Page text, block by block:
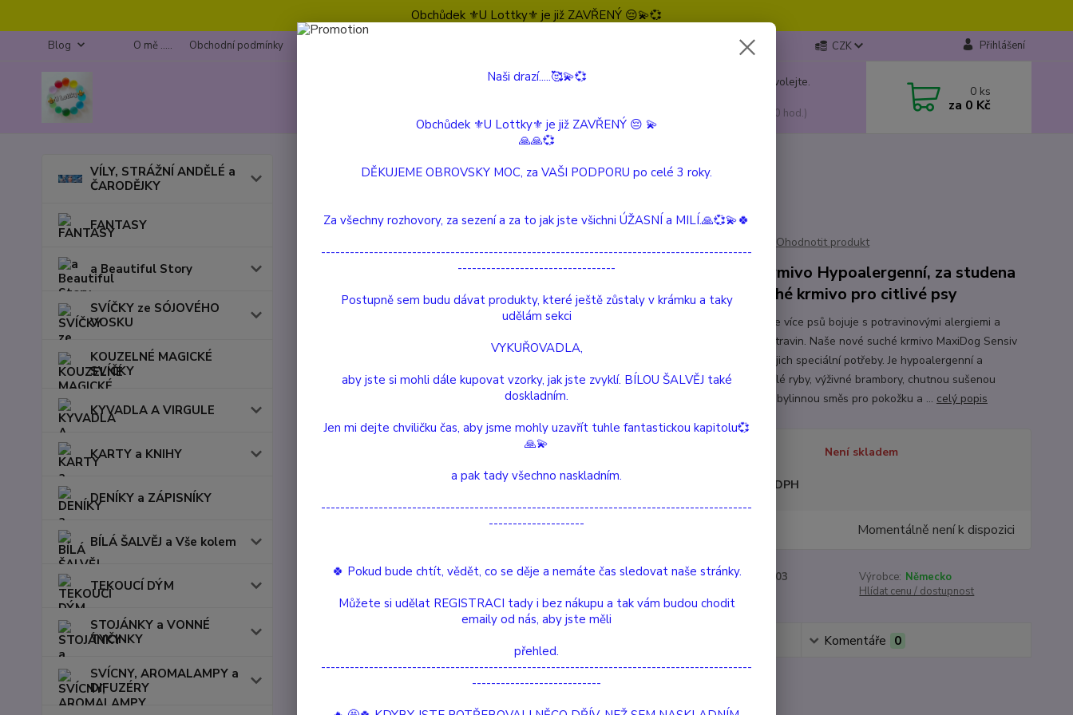
Obchůdek ⚜️U Lottky⚜️ je již ZAVŘENÝ 😔💫💞
Blog O mě ..... Obchodní podmínky CZK Přihlášení
Nevíte si rady? Zavolejte.
(Po-Pá, 10:00-15:00 hod.)
0 ks
za 0 Kč
VÍLY, STRÁŽNÍ ANDĚLÉ a
ČARODĚJKY
FANTASY
a Beautiful Story
SVÍČKY ze SÓJOVÉHO
VOSKU
KOUZELNÉ MAGICKÉ
SVÍČKY
KYVADLA A VIRGULE
KARTY a KNIHY
DENÍKY a ZÁPISNÍKY
BÍLÁ ŠALVĚJ a Vše kolem
TEKOUCÍ DÝM
STOJÁNKY a VONNÉ
TYČINKY
SVÍCNY, AROMALAMPY a
DIFUZÉRY
Reico
Ohodnotit produkt
Kompletní krmivo Hypoalergenní, za studena
lisované, suché krmivo pro citlivé psy
Popis výrobku Stále více psů bojuje s potravinovými alergiemi a
nesnášenlivostí potravin. Naše nové suché krmivo MaxiDog Sensiv
jsme vyvinuli pro jejich speciální potřeby. Je hypoalergenní a
obsahuje zdravé bílé ryby, výživné brambory, chutnou sušenou
zeleninu, speciální bylinnou směs pro pokožku a ... celý popis
Není skladem
Nejsme plátci DPH
Momentálně není k dispozici
Číslo produktu: 99903 Výrobce: Německo
Hlídat cenu / dostupnost
Komentáře 0
Naši drazí.....🥰💫💞
Obchůdek ⚜️U Lottky⚜️ je již ZAVŘENÝ 😔 💫
🙏🙏💞
DĚKUJEME OBROVSKY MOC, za VAŠI PODPORU po celé 3 roky.
Za všechny rozhovory, za sezení a za to jak jste všichni ÚŽASNÍ a MILÍ.🙏💞💫🍀
------------------------------------------------------------------------------------------
---------------------------------
Postupně sem budu dávat produkty, které ještě zůstaly v krámku a taky
udělám sekci
VYKUŘOVADLA,
aby jste si mohli dále kupovat vzorky, jak jste zvyklí. BÍLOU ŠALVĚJ také
doskladním.
Jen mi dejte chviličku čas, aby jsme mohly uzavřít tuhle fantastickou kapitolu💞
🙏💫
a pak tady všechno naskladním.
------------------------------------------------------------------------------------------
--------------------
🍀 Pokud bude chtít, vědět, co se děje a nemáte čas sledovat naše stránky.
Můžete si udělat REGISTRACI tady i bez nákupu a tak vám budou chodit
emaily od nás, aby jste měli
přehled.
------------------------------------------------------------------------------------------
---------------------------